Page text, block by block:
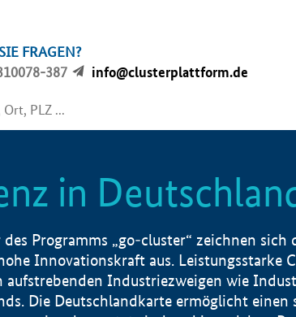
FRAGEN?
387
info@clusterplattform.de
in
Programms „go-cluster“ zeichnen
Innovationskraft aus.
Industriezweigen wie
Die Deutschlandkarte ermöglicht